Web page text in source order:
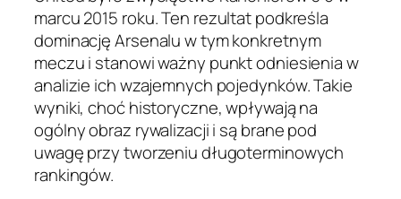
marcu 2015 roku. Ten rezultat podkreśla
dominację Arsenalu w tym konkretnym
meczu i stanowi ważny punkt odniesienia w
analizie ich wzajemnych pojedynków. Takie
wyniki, choć historyczne, wpływają na
ogólny obraz rywalizacji i są brane pod
uwagę przy tworzeniu długoterminowych
rankingów.